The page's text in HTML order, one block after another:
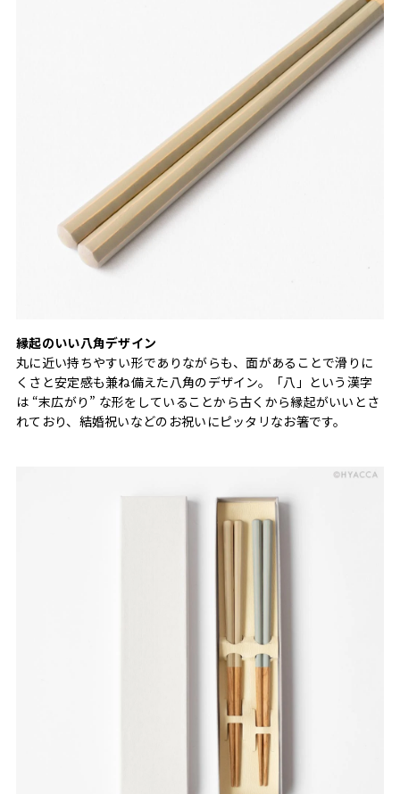
縁起のいい八角デザイン
丸に近い持ちやすい形でありながらも、面があることで滑りに
くさと安定感も兼ね備えた八角のデザイン。「八」という漢字
は “末広がり” な形をしていることから古くから縁起がいいとさ
れており、結婚祝いなどのお祝いにピッタリなお箸です。